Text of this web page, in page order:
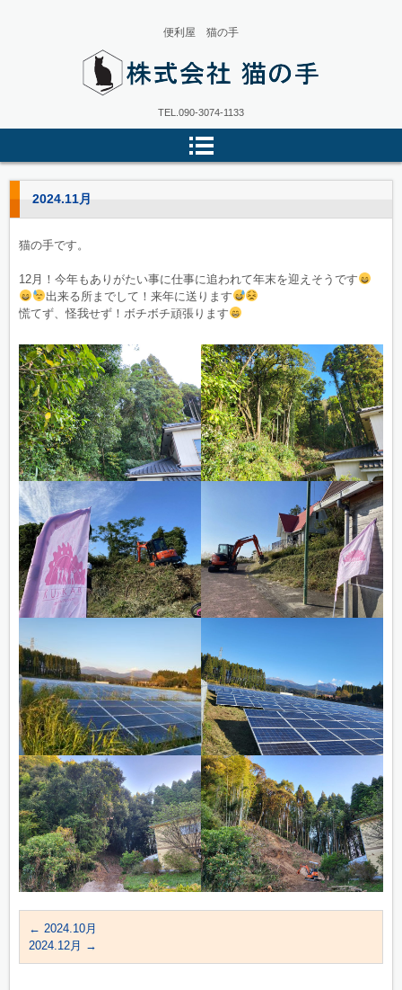
株式会社猫の手
便利屋 猫の手
TEL. 090-3074-1133
2024.11月
猫の手です。
12月！今年もありがたい事に仕事に追われて年末を迎えそうです
出来る所までして！来年に送ります
慌てず、怪我せず！ボチボチ頑張ります
← 2024.10月
2024.12月 →